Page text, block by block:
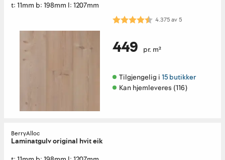
t: 11mm b: 198mm l: 1207mm
Karakter: 4.4 av 5 mulige
4.375av5
449 pr. m²
Tilgjengelig i 15 butikker
Kan hjemleveres (116)
BerryAlloc
Laminatgulv original hvit eik